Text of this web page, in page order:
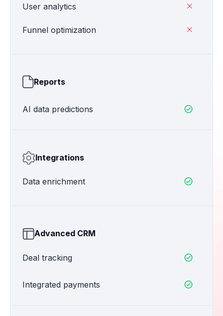
User analytics 
Funnel optimization 
Reports
AI data predictions 
Integrations
Data enrichment 
Advanced CRM
Deal tracking 
Integrated payments 